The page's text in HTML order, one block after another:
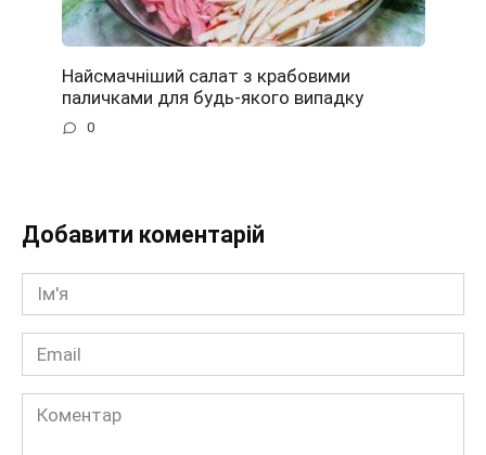
Найсмачніший салат з крабовими
паличками для будь-якого випадку
0
Добавити коментарій
Ім'я
*
Email
*
Коментар